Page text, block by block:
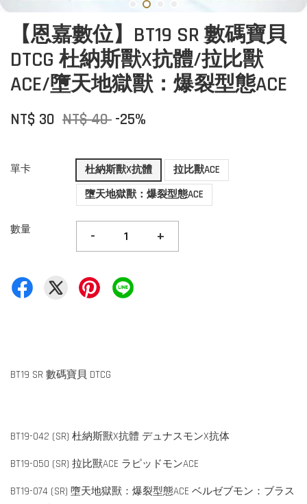
【恩嘉數位】BT19 SR 數碼寶貝
DTCG 杜納斯獸X抗體/拉比獸
ACE/墮天地獄獸：爆裂型態ACE
NT$ 30 NT$ 40 -25%
單卡 杜納斯獸X抗體
拉比獸ACE
墮天地獄獸：爆裂型態ACE
數量 - +
BT19 SR 數碼寶貝 DTCG
BT19-042 (SR) 杜納斯獸X抗體 デュナスモンX抗体
BT19-050 (SR) 拉比獸ACE ラピッドモンACE
BT19-074 (SR) 墮天地獄獸：爆裂型態ACE ベルゼブモン：ブラス